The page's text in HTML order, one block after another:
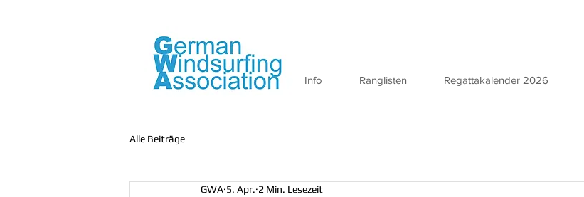
Info Ranglisten Regattakalender 2026
Alle Beiträge
GWA 5. Apr. 2 Min. Lesezeit